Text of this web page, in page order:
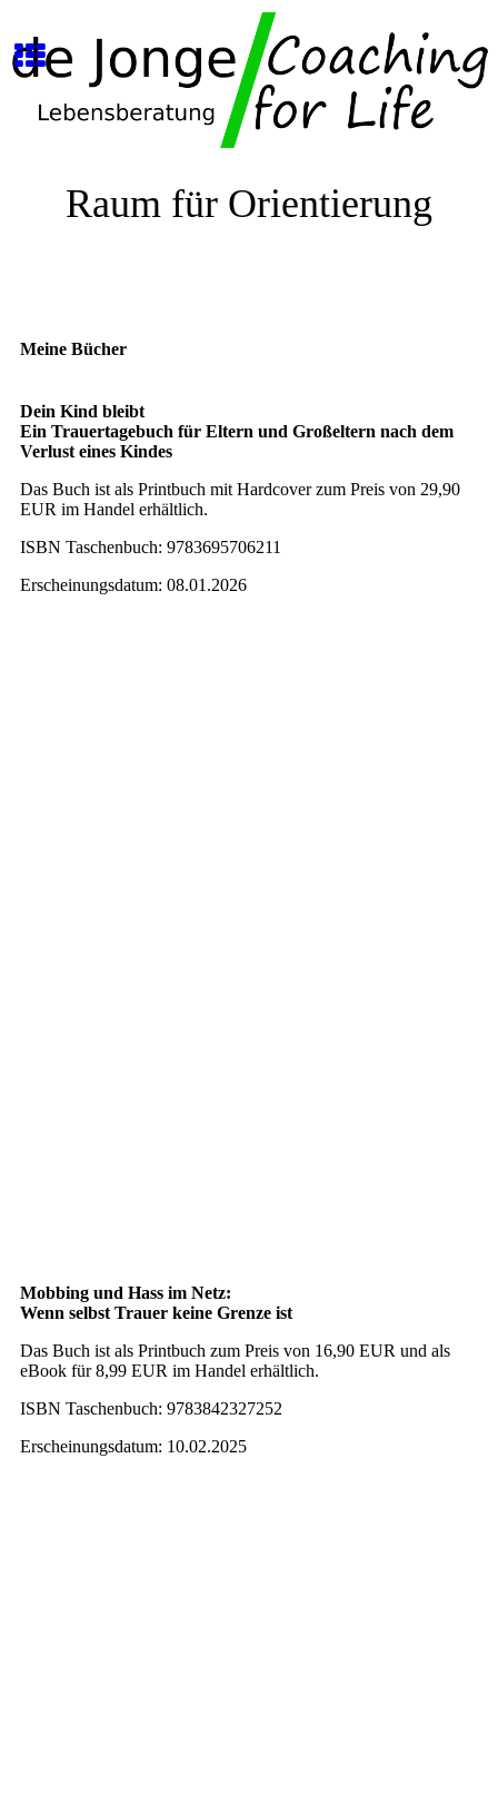
Raum für Orientierung
Meine Bücher
Dein Kind bleibt
Ein Trauertagebuch für Eltern und Großeltern nach dem
Verlust eines Kindes
Das Buch ist als Printbuch mit Hardcover zum Preis von 29,90
EUR im Handel erhältlich.
ISBN Taschenbuch: 9783695706211
Erscheinungsdatum: 08.01.2026
Mobbing und Hass im Netz:
Wenn selbst Trauer keine Grenze ist
Das Buch ist als Printbuch zum Preis von 16,90 EUR und als
eBook für 8,99 EUR im Handel erhältlich.
ISBN Taschenbuch: 9783842327252
Erscheinungsdatum: 10.02.2025